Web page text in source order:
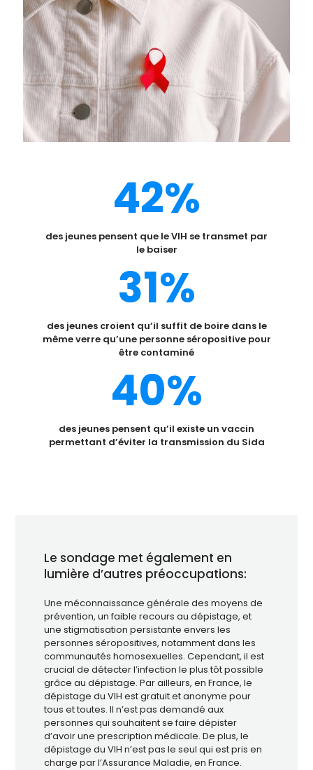
42%
des jeunes pensent que le VIH se transmet par
le baiser
31%
des jeunes croient qu’il suffit de boire dans le
même verre qu’une personne séropositive pour
être contaminé
40%
des jeunes pensent qu’il existe un vaccin
permettant d’éviter la transmission du Sida
Le sondage met également en
lumière d’autres préoccupations:
Une méconnaissance générale des moyens de
prévention, un faible recours au dépistage, et
une stigmatisation persistante envers les
personnes séropositives, notamment dans les
communautés homosexuelles. Cependant, il est
crucial de détecter l’infection le plus tôt possible
grâce au dépistage. Par ailleurs, en France, le
dépistage du VIH est gratuit et anonyme pour
tous et toutes. Il n’est pas demandé aux
personnes qui souhaitent se faire dépister
d’avoir une prescription médicale. De plus, le
dépistage du VIH n’est pas le seul qui est pris en
charge par l’Assurance Maladie, en France.